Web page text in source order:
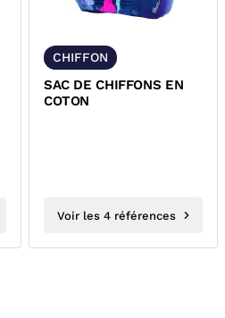
CHIFFON
SAC DE CHIFFONS EN
COTON
Voir les 4 références